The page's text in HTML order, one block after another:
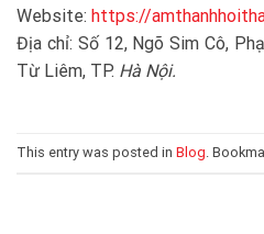
Website: https://
Địa chỉ: Số 12, Ngõ Sim Cô,
Từ Liêm, TP. Hà Nội.
This entry was posted in Blog .